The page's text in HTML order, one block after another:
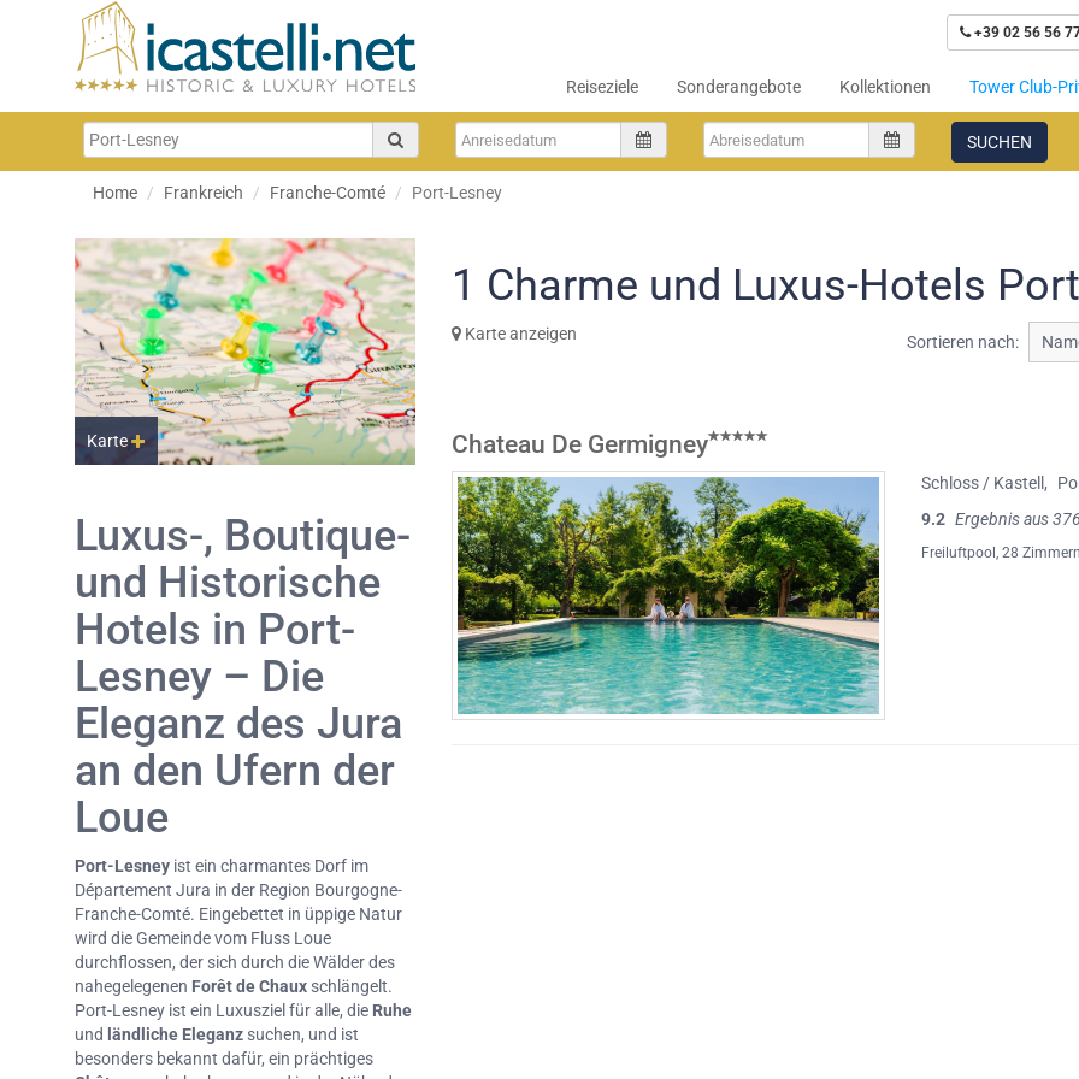
+39 02 56 56
Reiseziele Sonderangebote Kollektionen Tower Club-
SUCHEN
Home Frankreich Franche-Comté Port-Lesney
Karte
Luxus-, Boutique-
und Historische
Hotels in Port-
Lesney – Die
Eleganz des Jura
an den Ufern der
Loue
Port-Lesney ist ein charmantes Dorf im
Département Jura in der Region Bourgogne-
Franche-Comté. Eingebettet in üppige Natur
wird die Gemeinde vom Fluss Loue
durchflossen, der sich durch die Wälder des
nahegelegenen Forêt de Chaux schlängelt.
Port-Lesney ist ein Luxusziel für alle, die Ruhe
und ländliche Eleganz suchen, und ist
besonders bekannt dafür, ein prächtiges
1 Charme und Luxus-Hotels
Karte anzeigen Sortieren nach:
Chateau De Germigney
Schloss / Kastell ,
9.2 Ergebnis aus
Freiluftpool, 28